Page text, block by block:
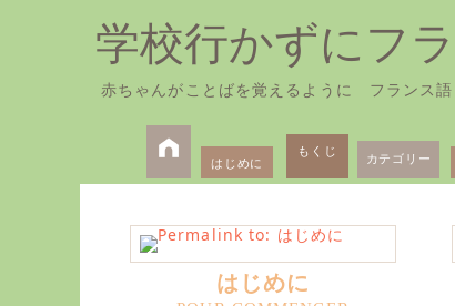
学校行かずにフ
赤ちゃんがことばを覚えるように フランス
Primary
Menu
Skip
to
content
はじめに
もくじ カテゴリー
はじめに